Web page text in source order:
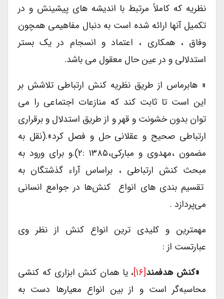
نظریه که کاملاً مرتبط با اندیشه های پیشینش و در
تکمیل آنها ارائه شده است به دنبال مفاهیمی همچون
وفاق ، همکاری ، اعتماد و انسجام در یک بستر
استدلالی و در عین حال معقول می باشد.
« هابرماس از طریق نظریه کنش ارتباطی تلاشش بر
این است تا ثابت کند که منازعات اجتماعی را می
توان بدون خشونت و قهر و از طریق استدلال و برقراری
ارتباطی صحیح و عقلانی حل و فصل کرد».(نقل به
مضمون ،مهدوی و مبارکی،۱۳۸۵ :۲).و برای ورود به
مبحث کنش ارتباطی ، براساس آراء گذشتگان به
تقسیم بندی ‌های انواع کنش‌ها در جوامع انسانی
می‌پردازد .
مهمترین و کلیدی ترین انواع کنش از نظر وی
عبارتست از :
«کنش هدفمند[۱۶]
، یا همان کنش ابزاری که کنشی
محاسبه‌گر است و از بین انواع معیارها دست به